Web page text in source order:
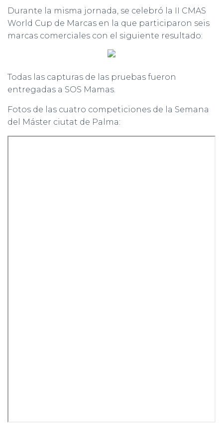
Durante la misma jornada, se celebró la II CMAS
World Cup de Marcas en la que participaron seis
marcas comerciales con el siguiente resultado:
Todas las capturas de las pruebas fueron
entregadas a SOS Mamas.
Fotos de las cuatro competiciones de la Semana
del Máster ciutat de Palma: